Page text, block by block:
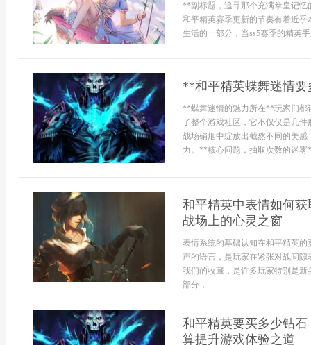
**副标题，追寻那个充满拳皇记
和平精英赛季更新的节奏有着近
生活的一部分，当ss5赛季的精英
**和平精英蝶舞迷情
**蝶舞迷情的魅力所在**玩家们都
了整个游戏社区，它不仅仅是几
战场硝烟中绽放出截然不同的美
力。**核心问题，抽取次数的迷
和平精英中表情如何
战场上的心灵之窗
表情系统的基础认知在和平精英
声的语言，是玩家在紧张对战间
我们的收藏，是许多玩家特别是
部分，...
和平精英要买多少钻
算提升游戏体验之道